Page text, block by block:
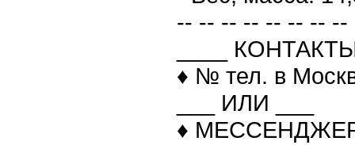
-- -- -- -- -- -- --
____
♦ № тел. в
___ ИЛИ ___
♦